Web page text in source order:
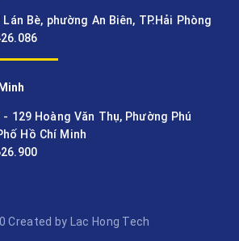
Bè, phường An Biên, TP.Hải Phòng
129 Hoàng Văn Thụ, Phường Phú
Hồ Chí Minh
Created by Lac Hong Tech